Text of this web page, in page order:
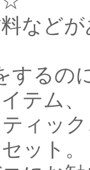
など
するの
テム、
ィッ
ット。